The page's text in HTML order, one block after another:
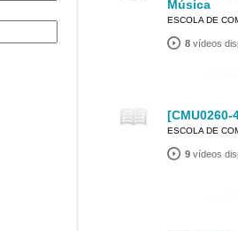
Música
ESCOLA DE
8 vídeos
ESCOLA DE
9 vídeos